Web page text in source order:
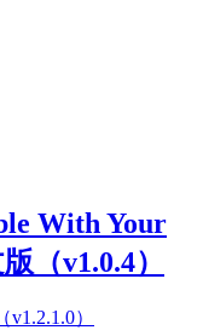
With Your
（v1.0.4）